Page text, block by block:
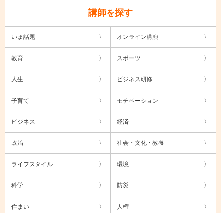
講師を探す
いま話題 オンライン講演
教育 スポーツ
人生 ビジネス研修
子育て モチベーション
ビジネス 経済
政治 社会・文化・教養
ライフスタイル 環境
科学 防災
住まい 人権